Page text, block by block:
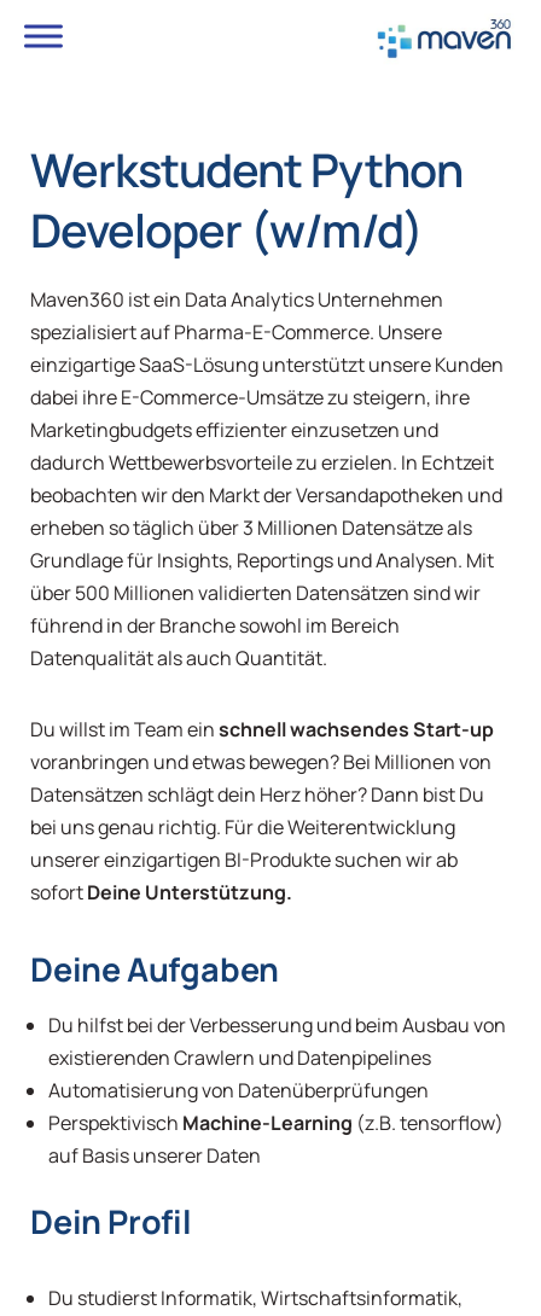
Werkstudent Python
Developer (w/m/d)
Maven360 ist ein Data Analytics Unternehmen
spezialisiert auf Pharma-E-Commerce. Unsere
einzigartige SaaS-Lösung unterstützt unsere Kunden
dabei ihre E-Commerce-Umsätze zu steigern, ihre
Marketingbudgets effizienter einzusetzen und
dadurch Wettbewerbsvorteile zu erzielen. In Echtzeit
beobachten wir den Markt der Versandapotheken und
erheben so täglich über 3 Millionen Datensätze als
Grundlage für Insights, Reportings und Analysen. Mit
über 500 Millionen validierten Datensätzen sind wir
führend in der Branche sowohl im Bereich
Datenqualität als auch Quantität.
Du willst im Team einschnell wachsendes Start-up
voranbringen und etwas bewegen? Bei Millionen von
Datensätzen schlägt dein Herz höher? Dann bist Du
bei uns genau richtig. Für die Weiterentwicklung
unserer einzigartigen BI-Produkte suchen wir ab
sofortDeine Unterstützung.
Deine Aufgaben
Du hilfst bei der Verbesserung und beim Ausbau von
existierenden Crawlern und Datenpipelines
Automatisierung von Datenüberprüfungen
Perspektivisch Machine-Learning (z.B. tensorflow)
auf Basis unserer Daten
Dein Profil
Du studierst Informatik, Wirtschaftsinformatik,